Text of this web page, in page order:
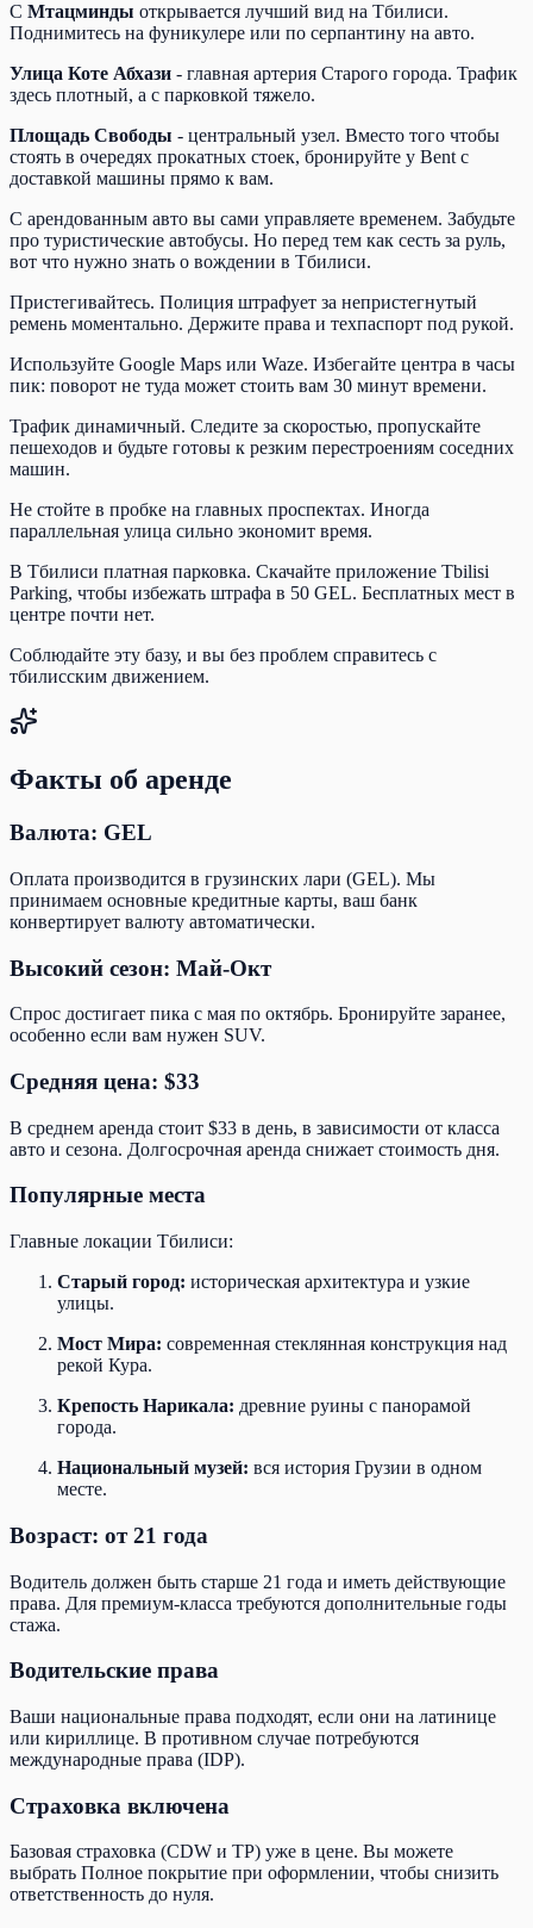
С Мтацминды открывается лучший вид на Тбилиси.
Поднимитесь на фуникулере или по серпантину на авто.
Улица Коте Абхази - главная артерия Старого города. Трафик
здесь плотный, а с парковкой тяжело.
Площадь Свободы - центральный узел. Вместо того чтобы
стоять в очередях прокатных стоек, бронируйте у Bent с
доставкой машины прямо к вам.
С арендованным авто вы сами управляете временем. Забудьте
про туристические автобусы. Но перед тем как сесть за руль,
вот что нужно знать о вождении в Тбилиси.
Пристегивайтесь. Полиция штрафует за непристегнутый
ремень моментально. Держите права и техпаспорт под рукой.
Используйте Google Maps или Waze. Избегайте центра в часы
пик: поворот не туда может стоить вам 30 минут времени.
Трафик динамичный. Следите за скоростью, пропускайте
пешеходов и будьте готовы к резким перестроениям соседних
машин.
Не стойте в пробке на главных проспектах. Иногда
параллельная улица сильно экономит время.
В Тбилиси платная парковка. Скачайте приложение Tbilisi
Parking, чтобы избежать штрафа в 50 GEL. Бесплатных мест в
центре почти нет.
Соблюдайте эту базу, и вы без проблем справитесь с
тбилисским движением.
Факты об аренде
Валюта: GEL
Оплата производится в грузинских лари (GEL). Мы
принимаем основные кредитные карты, ваш банк
конвертирует валюту автоматически.
Высокий сезон: Май-Окт
Спрос достигает пика с мая по октябрь. Бронируйте заранее,
особенно если вам нужен SUV.
Средняя цена: $33
В среднем аренда стоит $33 в день, в зависимости от класса
авто и сезона. Долгосрочная аренда снижает стоимость дня.
Популярные места
Главные локации Тбилиси:
Старый город: историческая архитектура и узкие
улицы.
Мост Мира: современная стеклянная конструкция над
рекой Кура.
Крепость Нарикала: древние руины с панорамой
города.
Национальный музей: вся история Грузии в одном
месте.
Возраст: от 21 года
Водитель должен быть старше 21 года и иметь действующие
права. Для премиум-класса требуются дополнительные годы
стажа.
Водительские права
Ваши национальные права подходят, если они на латинице
или кириллице. В противном случае потребуются
международные права (IDP).
Страховка включена
Базовая страховка (CDW и TP) уже в цене. Вы можете
выбрать Полное покрытие при оформлении, чтобы снизить
ответственность до нуля.